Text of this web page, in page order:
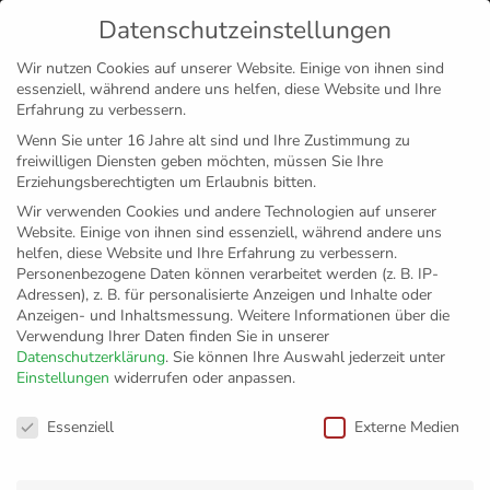
MENÜ
Disclaimer Impressum Datenschutz
Pauken fürs Abi
Datenschutzeinstellungen
Wir nutzen Cookies auf unserer Website. Einige von ihnen sind
essenziell, während andere uns helfen, diese Website und Ihre
Erfahrung zu verbessern.
Wenn Sie unter 16 Jahre alt sind und Ihre Zustimmung zu
freiwilligen Diensten geben möchten, müssen Sie Ihre
Erziehungsberechtigten um Erlaubnis bitten.
Wir verwenden Cookies und andere Technologien auf unserer
Website. Einige von ihnen sind essenziell, während andere uns
helfen, diese Website und Ihre Erfahrung zu verbessern.
Personenbezogene Daten können verarbeitet werden (z. B. IP-
Adressen), z. B. für personalisierte Anzeigen und Inhalte oder
Anzeigen- und Inhaltsmessung. Weitere Informationen über die
Verwendung Ihrer Daten finden Sie in unserer
Datenschutzerklärung. Sie können Ihre Auswahl jederzeit unter
Einstellungen widerrufen oder anpassen.
Datenschutzeinstellungen
Essenziell Externe Medien